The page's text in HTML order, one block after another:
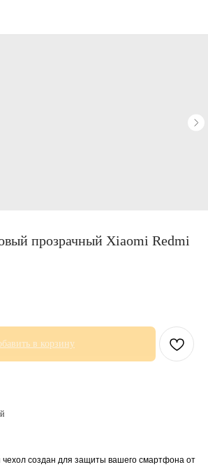
прозрачный Xiaomi Redmi
в корзину
создан для защиты вашего смартфона от